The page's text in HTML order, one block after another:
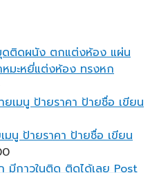
ติดผนัง ตกแต่งห้อง แผ่น
มะหยี่แต่งห้อง ทรงหก
Price
range:
through
฿95.00
มนู ป้ายราคา ป้ายชื่อ เขียน